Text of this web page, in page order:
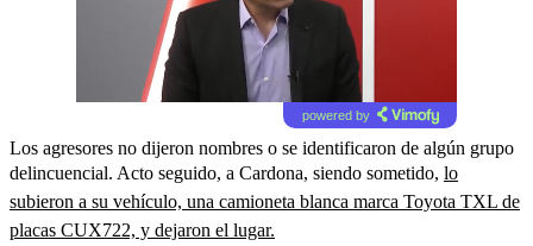
powered by
Los agresores no dijeron nombres o se identificaron de algún grupo
delincuencial. Acto seguido, a Cardona, siendo sometido, lo
subieron a su vehículo, una camioneta blanca marca Toyota TXL de
placas CUX722, y dejaron el lugar.